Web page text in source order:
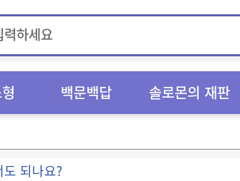
백문백답 솔로몬의 재판
되나요?